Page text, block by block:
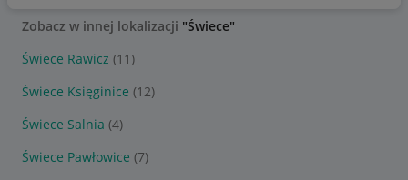
Zobacz w innej lokalizacji "Świece"
Świece Rawicz (11)
Świece Księginice (12)
Świece Salnia (4)
Świece Pawłowice (7)